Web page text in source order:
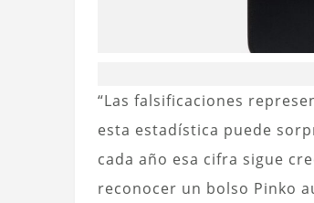
“Las falsificaciones
esta estadística puede
cada año esa cifra sigue
reconocer un bolso Pinko